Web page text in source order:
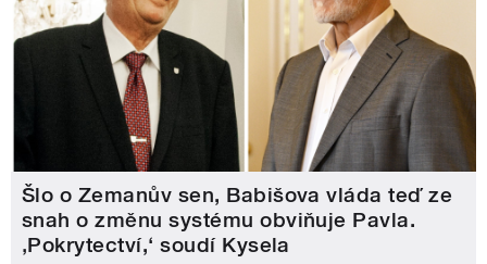
Šlo o Zemanův sen, Babišova vláda teď ze
snah o změnu systému obviňuje Pavla.
‚Pokrytectví,‘ soudí Kysela